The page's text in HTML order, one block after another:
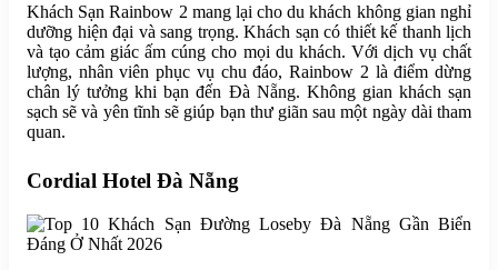
Khách Sạn Rainbow 2 mang lại cho du khách không gian nghỉ
dưỡng hiện đại và sang trọng. Khách sạn có thiết kế thanh lịch
và tạo cảm giác ấm cúng cho mọi du khách. Với dịch vụ chất
lượng, nhân viên phục vụ chu đáo, Rainbow 2 là điểm dừng
chân lý tưởng khi bạn đến Đà Nẵng. Không gian khách sạn
sạch sẽ và yên tĩnh sẽ giúp bạn thư giãn sau một ngày dài tham
quan.
Cordial Hotel Đà Nẵng